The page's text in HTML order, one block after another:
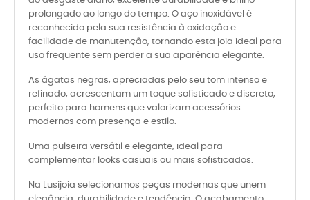
prolongado ao longo do tempo. O aço inoxidável é
reconhecido pela sua resistência à oxidação e
facilidade de manutenção, tornando esta joia ideal para
uso frequente sem perder a sua aparência elegante.
As ágatas negras, apreciadas pelo seu tom intenso e
refinado, acrescentam um toque sofisticado e discreto,
perfeito para homens que valorizam acessórios
modernos com presença e estilo.
Uma pulseira versátil e elegante, ideal para
complementar looks casuais ou mais sofisticados.
Na Lusijoia selecionamos peças modernas que unem